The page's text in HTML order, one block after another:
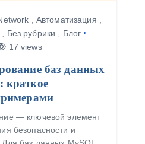
Автоматизация
Без рубрики
Блог
17 views
баз данных
краткое
— ключевой элемент
безопасности и